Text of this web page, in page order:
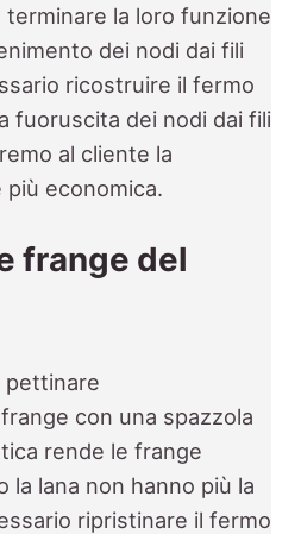
terminare la loro funzione
dei nodi dai fili
ricostruire il fermo
fuoruscita dei nodi dai fili
al cliente la
economica.
frange del
pettinare
con una spazzola
rende le frange
la lana non hanno più la
ripristinare il fermo